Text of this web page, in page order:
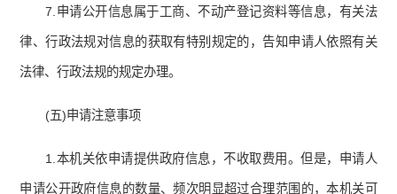
7.申请公开信息属于工商、不动产登记资料等信息，有关法
律、行政法规对信息的获取有特别规定的，告知申请人依照有关
法律、行政法规的规定办理。
(五)申请注意事项
1.本机关依申请提供政府信息，不收取费用。但是，申请人
申请公开政府信息的数量、频次明显超过合理范围的，本机关可